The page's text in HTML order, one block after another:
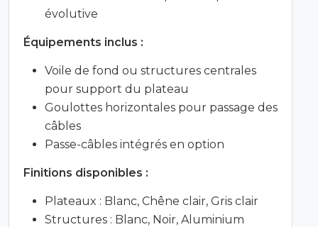
évolutive
Équipements inclus :
Voile de fond ou structures centrales
pour support du plateau
Goulottes horizontales pour passage des
câbles
Passe-câbles intégrés en option
Finitions disponibles :
Plateaux : Blanc, Chêne clair, Gris clair
Structures : Blanc, Noir, Aluminium